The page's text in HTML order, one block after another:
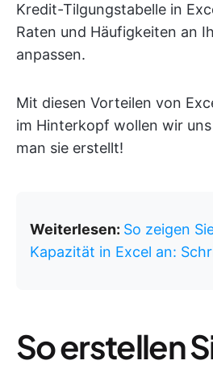
Kredit-Tilgungstabelle in
Raten und Häufigkeiten an
anpassen.
Mit diesen Vorteilen von
im Hinterkopf wollen wir
man sie erstellt!
Weiterlesen: So zeigen
Kapazität in Excel an:
So erstellen